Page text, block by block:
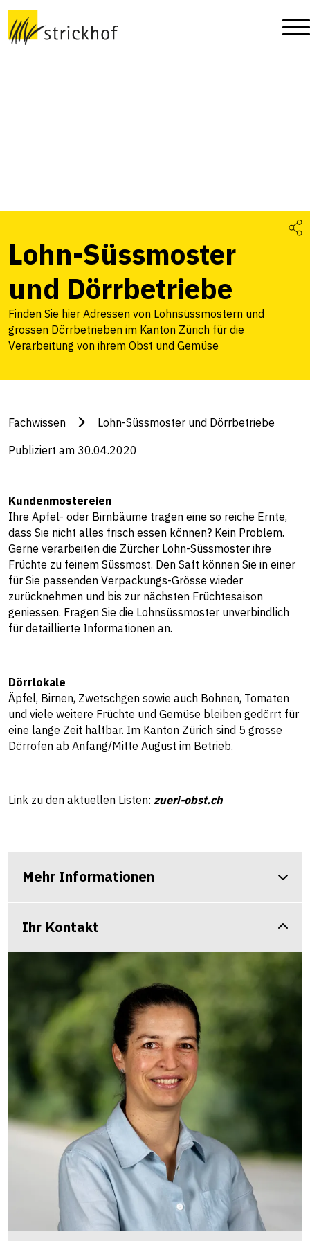
Lohn-Süssmoster
und Dörrbetriebe
Finden Sie hier Adressen von Lohnsüssmostern und
grossen Dörrbetrieben im Kanton Zürich für die
Verarbeitung von ihrem Obst und Gemüse
Fachwissen Lohn-Süssmoster und Dörrbetriebe
Publiziert am 30.04.2020
Kundenmostereien
Ihre Apfel- oder Birnbäume tragen eine so reiche Ernte,
dass Sie nicht alles frisch essen können? Kein Problem.
Gerne verarbeiten die Zürcher Lohn-Süssmoster ihre
Früchte zu feinem Süssmost. Den Saft können Sie in einer
für Sie passenden Verpackungs-Grösse wieder
zurücknehmen und bis zur nächsten Früchtesaison
geniessen. Fragen Sie die Lohnsüssmoster unverbindlich
für detaillierte Informationen an.
Dörrlokale
Äpfel, Birnen, Zwetschgen sowie auch Bohnen, Tomaten
und viele weitere Früchte und Gemüse bleiben gedörrt für
eine lange Zeit haltbar. Im Kanton Zürich sind 5 grosse
Dörrofen ab Anfang/Mitte August im Betrieb.
Link zu den aktuellen Listen: zueri-obst.ch
Mehr Informationen
Ihr Kontakt